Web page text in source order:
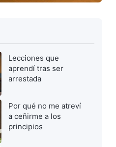
Lecciones que
aprendí tras ser
arrestada
Por qué no me atreví
a ceñirme a los
principios